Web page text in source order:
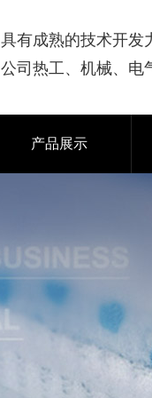
具有成熟的技术开发
公司热工、机械、电
产品展示